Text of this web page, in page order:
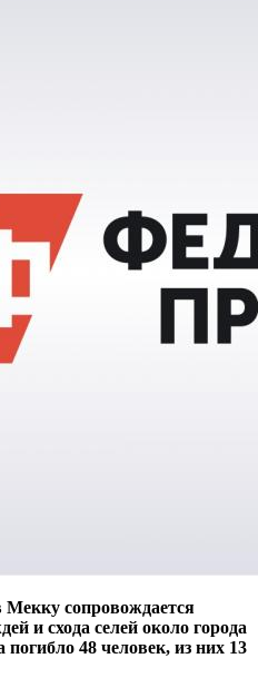
сопровождается
и схода селей около города
48 человек, из них 13